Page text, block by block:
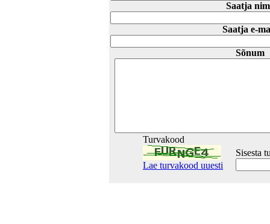
Saatja
Saatja e-
Sõnum
Turvakood
Lae turvakood uuesti
Sisesta